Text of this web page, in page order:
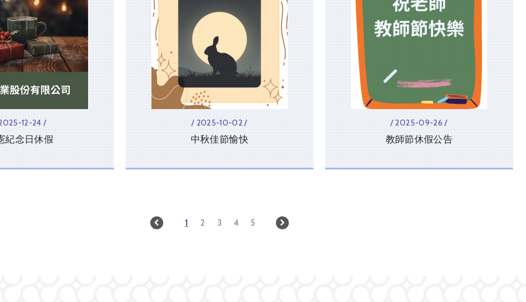
12-24 /
紀念日休假
/ 2025-10-02 /
中秋佳節愉快
/ 2025-09-26 /
教師節休假公告
1 2 3 4 5